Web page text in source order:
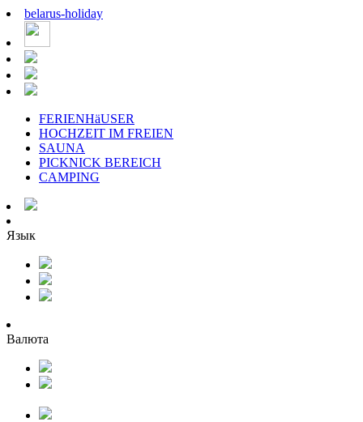
belarus-holiday
FERIENHäUSER
HOCHZEIT IM FREIEN
SAUNA
PICKNICK BEREICH
CAMPING
Язык
Валюта